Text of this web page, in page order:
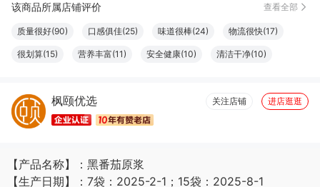
该商品所属店铺评价 查看全部
质量很好(90) 口感俱佳(25) 味道很棒(24) 物流很快(17)
很划算(15) 营养丰富(11) 安全健康(10) 清洁干净(10)
很舒服(6) 包装很好(6)
枫颐优选 关注店铺 进店逛逛
【产品名称】：黑番茄原浆
【生产日期】：7袋：2025-2-1；15袋：2025-8-1